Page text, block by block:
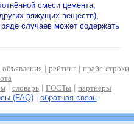
смеси цемента,
вяжущих веществ),
случаев может содержать
объявления| рейтинг| прайс-строки
словарь ГОСТы
партнеры
(FAQ)| обратная связь